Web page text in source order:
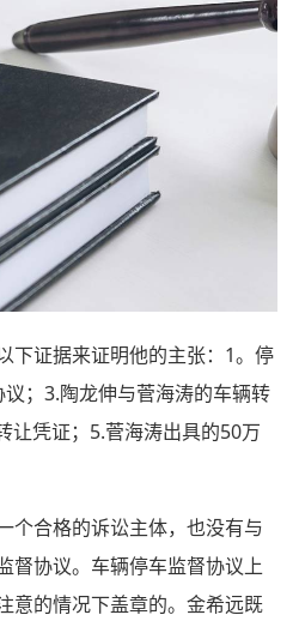
证据来证明他的主张：1。停
；3.陶龙伸与菅海涛的车辆转
让凭证；5.菅海涛出具的50万
合格的诉讼主体，也没有与
督协议。车辆停车监督协议上
意的情况下盖章的。金希远既